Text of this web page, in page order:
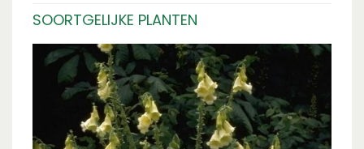
SOORTGELIJKE PLANTEN